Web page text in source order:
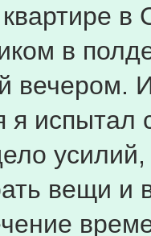
в
в
вечером.
я испытал
вещи и